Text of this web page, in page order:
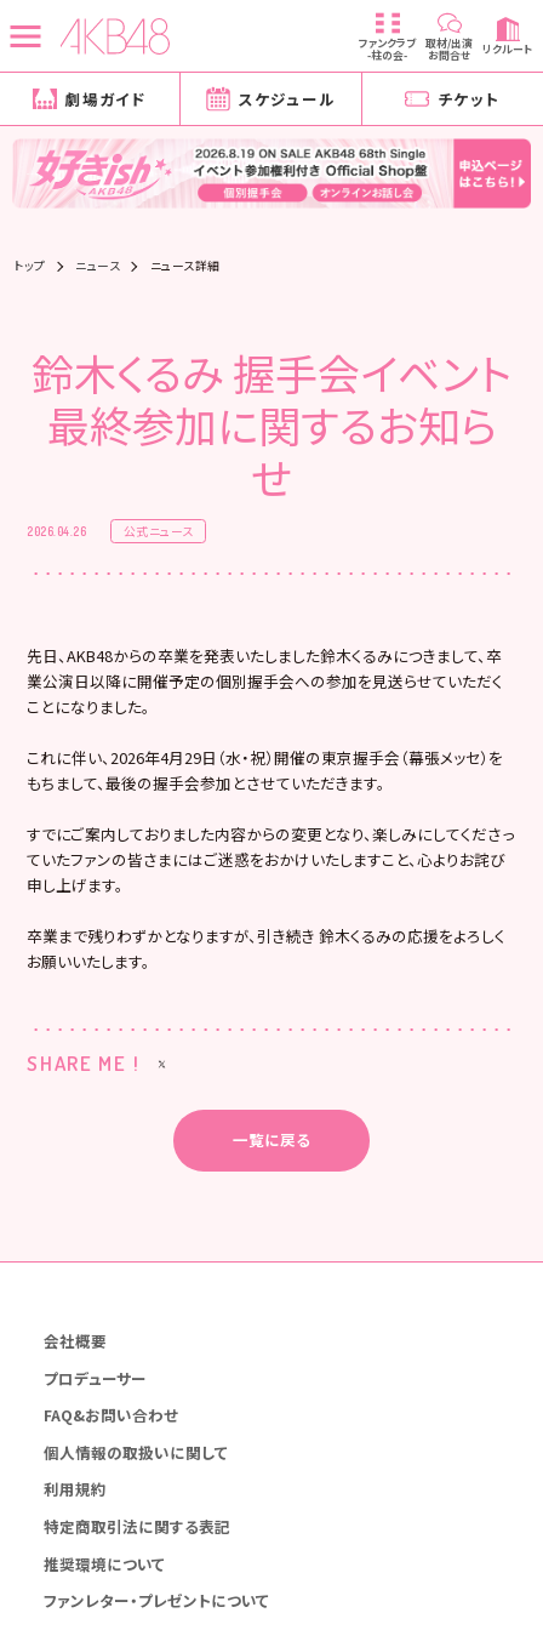
ファンクラブ
-柱の会-
取材/出演
お問合せ リクルート
劇場ガイド スケジュール チケット
トップ ニュース ニュース詳細
鈴木くるみ 握手会イベント
最終参加に関するお知ら
せ
2026.04.26 公式ニュース
先日、AKB48からの卒業を発表いたしました鈴木くるみにつきまして、卒
業公演日以降に開催予定の個別握手会への参加を見送らせていただく
ことになりました。
これに伴い、2026年4月29日（水・祝）開催の東京握手会（幕張メッセ）を
もちまして、最後の握手会参加とさせていただきます。
すでにご案内しておりました内容からの変更となり、楽しみにしてくださっ
ていたファンの皆さまにはご迷惑をおかけいたしますこと、心よりお詫び
申し上げます。
卒業まで残りわずかとなりますが、引き続き 鈴木くるみの応援をよろしく
お願いいたします。
SHARE ME !
一覧に戻る
会社概要
プロデューサー
FAQ&お問い合わせ
個人情報の取扱いに関して
利用規約
特定商取引法に関する表記
推奨環境について
ファンレター・プレゼントについて